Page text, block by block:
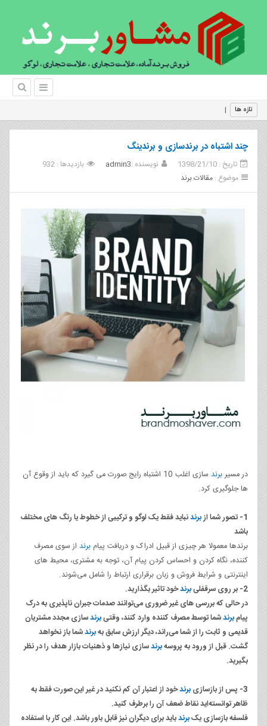
تازه ها چرا باید برندسا
چند اشتباه در برندسازی و برندینگ
تاریخ : 1398/21/10 نویسنده :admin3
بازدیدها : 932
موضوع : مقالات برند
در مسیربرند
سازی اغلب 10 اشتباه رایج صورت می گیرد که باید از وقوع آن
ها جلوگیری کرد.
1- تصور شما از برندنباید فقط یک لوگو و ترکیبی از خطوط یا رنگ های مختلف
باشد
برندها معمولا هر چیزی از قبیل ادراک و دریافت پیام برند از سوی مصرف
کننده، نگاه کردن و احساس کردن پیام آن، توجه به مشتری، محیط های
اینترنتی و شرایط فروش و زبان برقراری ارتباط را شامل می‌شوند.
2- بر روی سرقفلی
برندخود تاثیر بگذارید.
در حالی که بررسی های غیر ضروری می‌توانند صدمات جبران ناپذیری به درک
پیامبرندشما توسط مصرف کننده وارد کنند، وقتیبرندسازی مجدد مشتریان
قدیمی و ثابت را از شما می‌راند، دیگر ارزش سابق بهبرندشما باز نخواهد
گشت. قبل از ورود به پروسهبرندسازی نیازها و ذهنیات بازار هدف را در نظر
بگیرید.
3- پس از بازسازی برندخود از اعتبار آن کم نکنید در غیر این صورت فقط به
ظاهر توانسته‌اید نقاط ضعف آن را برطرف کنید.
فلسفه بازسازی یکبرندباید برای دیگران نیز قابل باور باشد. این کار با استفاده